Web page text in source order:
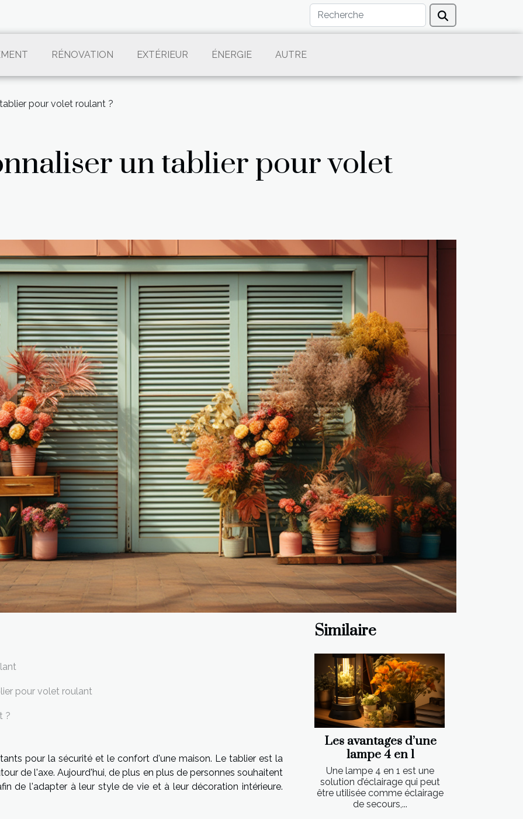
RÉNOVATION EXTÉRIEUR ÉNERGIE AUTRE
pour volet roulant ?
un tablier pour volet
pour volet roulant
?
pour la sécurité et le confort d'une maison. Le tablier est la
de l'axe. Aujourd'hui, de plus en plus de personnes souhaitent
de l'adapter à leur style de vie et à leur décoration intérieure.
Similaire
Les avantages d’une
lampe 4 en 1
Une lampe 4 en 1 est une
solution d’éclairage qui peut
être utilisée comme éclairage
de secours,...